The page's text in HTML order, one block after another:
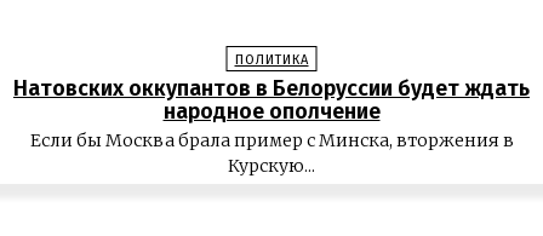
ПОЛИТИКА
Натовских оккупантов в Белоруссии будет ждать
народное ополчение
Если бы Москва брала пример с Минска, вторжения в
Курскую...